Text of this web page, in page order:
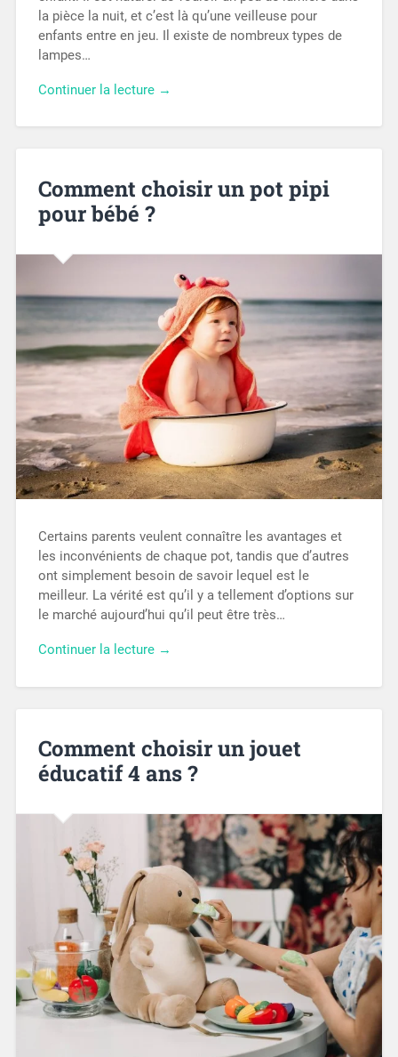
la pièce la nuit, et c’est là qu’une veilleuse pour
enfants entre en jeu. Il existe de nombreux types de
lampes…
Continuer la lecture →
Comment choisir un pot pipi
pour bébé ?
Certains parents veulent connaître les avantages et
les inconvénients de chaque pot, tandis que d’autres
ont simplement besoin de savoir lequel est le
meilleur. La vérité est qu’il y a tellement d’options sur
le marché aujourd’hui qu’il peut être très…
Continuer la lecture →
Comment choisir un jouet
éducatif 4 ans ?